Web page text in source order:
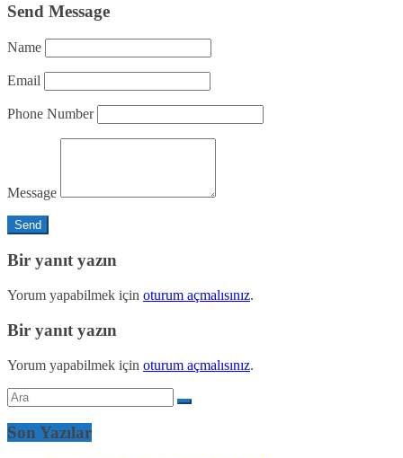
Send Message
Name
Email
Phone Number
Message
Bir yanıt yazın
Yorum yapabilmek için oturum açmalısınız.
Bir yanıt yazın
Yorum yapabilmek için oturum açmalısınız.
Son Yazılar